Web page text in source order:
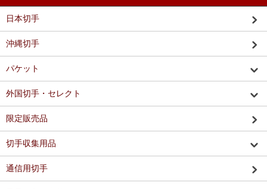
日本切手
沖縄切手
パケット
外国切手・セレクト
限定販売品
切手収集用品
通信用切手